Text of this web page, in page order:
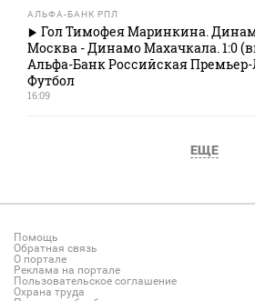
АЛЬФА-БАНК РПЛ
Гол Тимофея Маринкина.
Москва - Динамо Махачкала. 1:0
Альфа-Банк Российская Премьер-
Футбол
16:09
ЕЩЕ
Помощь
Обратная связь
О портале
Реклама на портале
Пользовательское соглашение
Охрана труда